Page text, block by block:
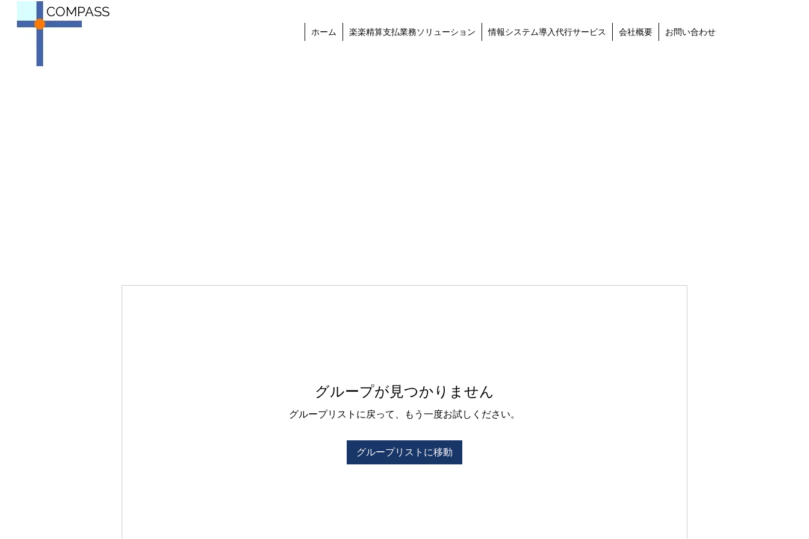
COMPASS
ホーム 楽楽精算支払業務ソリューション 情報システム導入代行サービス 会社概要 お問い合わせ
グループが見つかりません
グループリストに戻って、もう一度お試しください。
グループリストに移動